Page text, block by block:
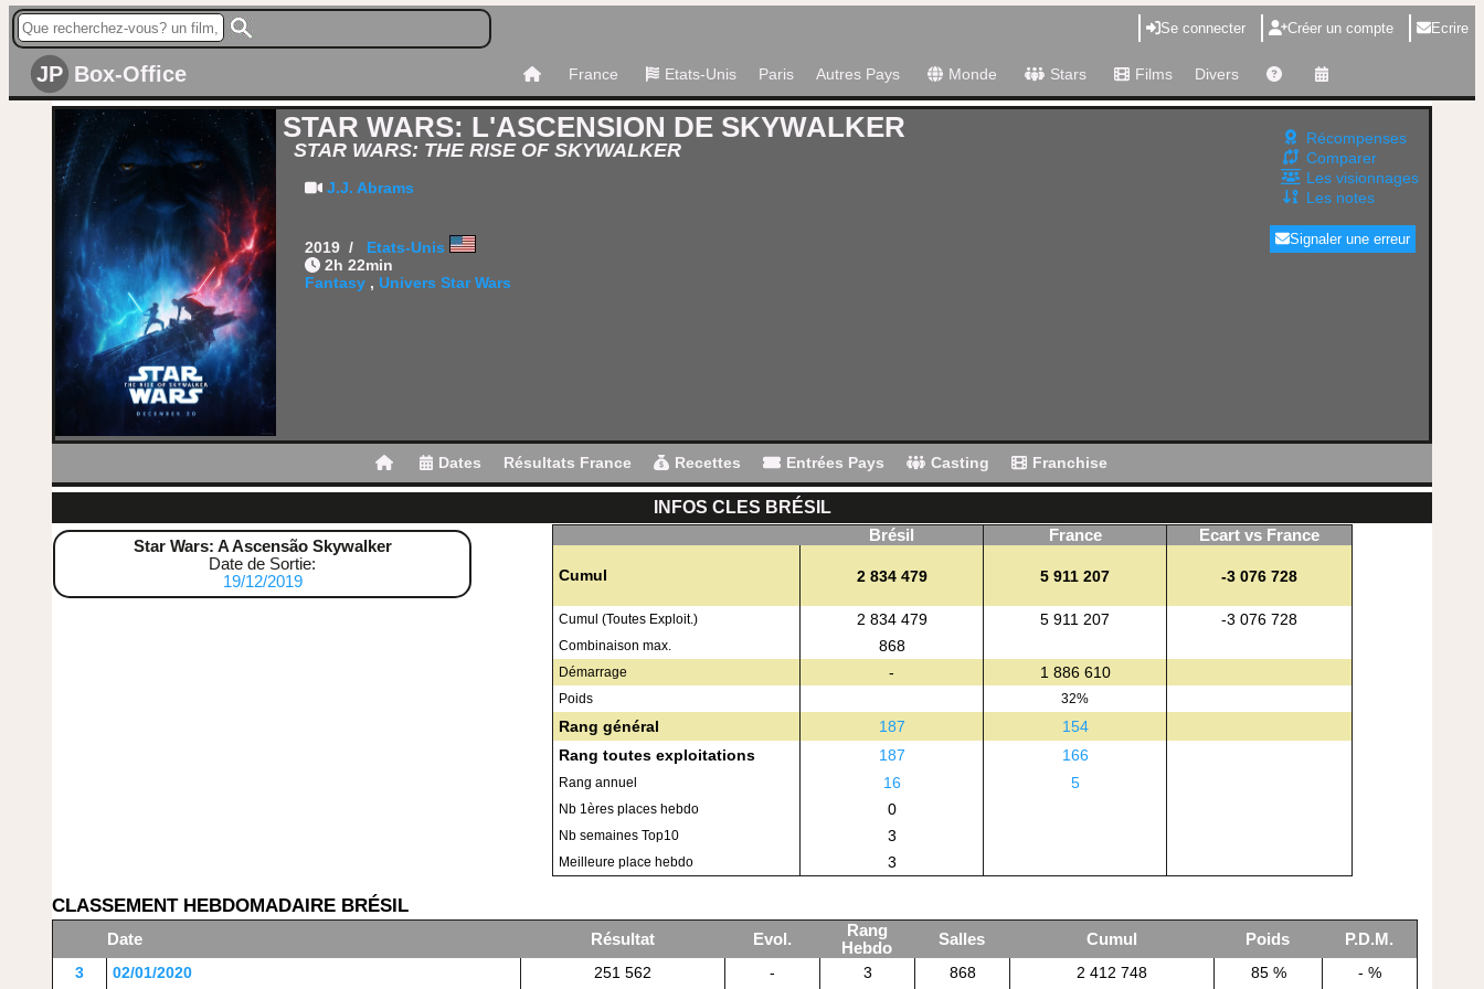
Se connecter Créer un compte Ecrire
JP Box-Office France Etats-Unis Paris Autres Pays Monde Stars Films Divers
STAR WARS: L'ASCENSION DE SKYWALKER
STAR WARS: THE RISE OF SKYWALKER
J.J. Abrams
2019 / Etats-Unis
2h 22min
Fantasy , Univers Star Wars
Récompenses
Comparer
Les visionnages
Les notes
Signaler une erreur
Dates Résultats France Recettes Entrées Pays Casting Franchise
INFOS CLES BRÉSIL
Star Wars: A Ascensão Skywalker
Date de Sortie:
19/12/2019
Brésil France Ecart vs France
Cumul 2 834 479 5 911 207 -3 076 728
Cumul (Toutes Exploit.) 2 834 479 5 911 207 -3 076 728
Combinaison max. 868
Démarrage - 1 886 610
Poids 32%
Rang général 187
154
Rang toutes exploitations
187 166
Rang annuel 16 5
Nb 1ères places hebdo 0
Nb semaines Top10 3
Meilleure place hebdo 3
CLASSEMENT HEBDOMADAIRE BRÉSIL
Date Résultat Evol.
Rang
Hebdo
Salles Cumul Poids
P.D.M.
3
02/01/2020 251 562 - 3 868 2 412 748 85 % - %